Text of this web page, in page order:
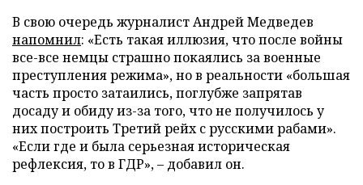
В свою очередь журналист Андрей Медведев
напомнил: «Есть такая иллюзия, что после войны
все-все немцы страшно покаялись за военные
преступления режима», но в реальности «большая
часть просто затаились, поглубже запрятав
досаду и обиду из-за того, что не получилось у
них построить Третий рейх с русскими рабами».
«Если где и была серьезная историческая
рефлексия, то в ГДР», – добавил он.